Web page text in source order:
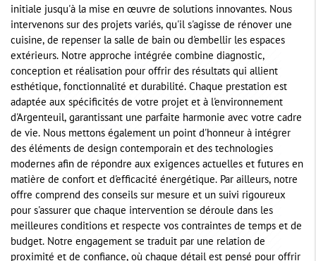
initiale jusqu'à la mise en œuvre de solutions innovantes. Nous
intervenons sur des projets variés, qu'il s'agisse de rénover une
cuisine, de repenser la salle de bain ou d'embellir les espaces
extérieurs. Notre approche intégrée combine diagnostic,
conception et réalisation pour offrir des résultats qui allient
esthétique, fonctionnalité et durabilité. Chaque prestation est
adaptée aux spécificités de votre projet et à l'environnement
d'Argenteuil, garantissant une parfaite harmonie avec votre cadre
de vie. Nous mettons également un point d'honneur à intégrer
des éléments de design contemporain et des technologies
modernes afin de répondre aux exigences actuelles et futures en
matière de confort et d'efficacité énergétique. Par ailleurs, notre
offre comprend des conseils sur mesure et un suivi rigoureux
pour s'assurer que chaque intervention se déroule dans les
meilleures conditions et respecte vos contraintes de temps et de
budget. Notre engagement se traduit par une relation de
proximité et de confiance, où chaque détail est pensé pour offrir